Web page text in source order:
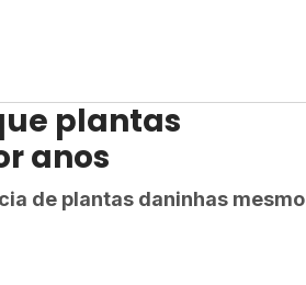
plantas
anos
de plantas daninhas mesmo